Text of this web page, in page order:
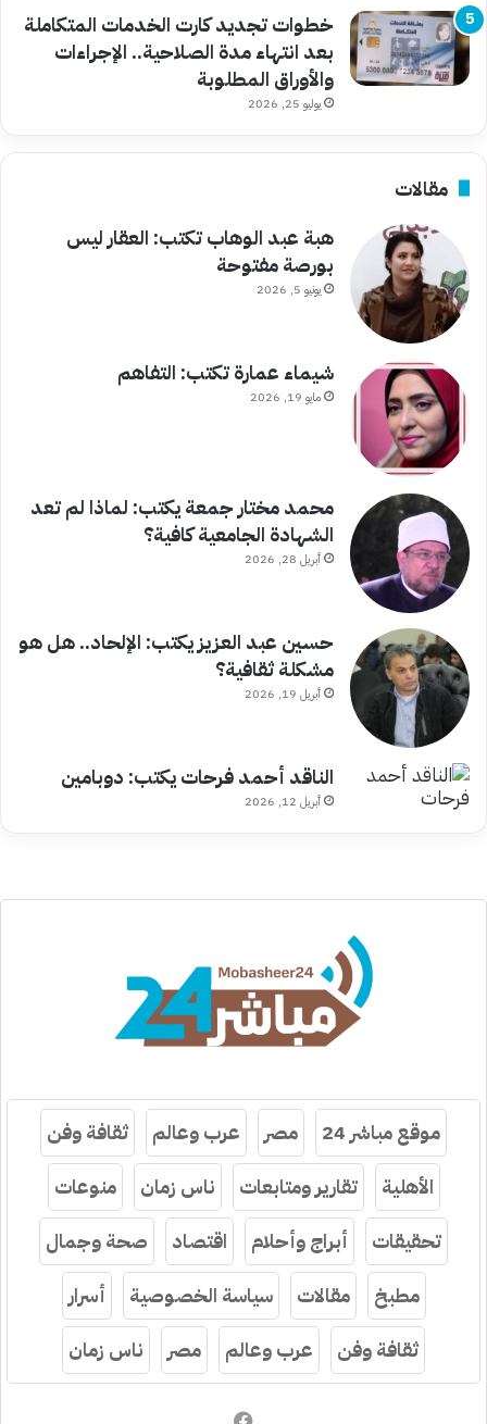
خطوات تجديد كارت الخدمات المتكاملة
بعد انتهاء مدة الصلاحية.. الإجراءات
والأوراق المطلوبة
يوليو 25, 2026
مقالات
هبة عبد الوهاب تكتب: العقار ليس
بورصة مفتوحة
يونيو 5, 2026
شيماء عمارة تكتب: التفاهم
مايو 19, 2026
محمد مختار جمعة يكتب: لماذا لم تعد
الشهادة الجامعية كافية؟
أبريل 28, 2026
حسين عبد العزيز يكتب: الإلحاد.. هل هو
مشكلة ثقافية؟
أبريل 19, 2026
الناقد أحمد فرحات يكتب: دوبامين
أبريل 12, 2026
موقع مباشر 24 مصر عرب وعالم
ثقافة وفن
الأهلية
تقارير ومتابعات ناس زمان
منوعات
تحقيقات
أبراج وأحلام اقتصاد
صحة وجمال
مطبخ
مقالات سياسة الخصوصية
أسرار
ثقافة وفن
عرب وعالم مصر ناس زمان